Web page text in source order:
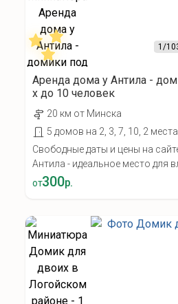
1/
Аренда дома у Антила -
х до 10 человек
20 км от Минска
5 домов на 2, 3, 7, 10, 2 места
Свободные даты и цены на
Антила - идеальное место для
от300р.